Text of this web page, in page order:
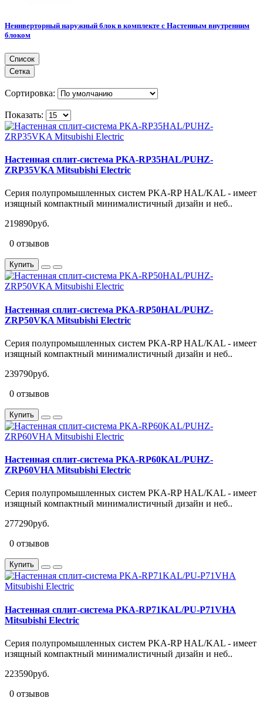
Неинверторный наружный блок в комплекте с Настенным внутренним
блоком
Список
Сетка
Сортировка:
Показать:
Настенная сплит-система PKA-RP35HAL/PUHZ-
ZRP35VKA Mitsubishi Electric
Серия полупромышленных систем PKA-RP HAL/KAL - имеет
изящный компактный минималистичный дизайн и неб..
219890руб.
0 отзывов
Купить
Настенная сплит-система PKA-RP50HAL/PUHZ-
ZRP50VKA Mitsubishi Electric
Серия полупромышленных систем PKA-RP HAL/KAL - имеет
изящный компактный минималистичный дизайн и неб..
239790руб.
0 отзывов
Купить
Настенная сплит-система PKA-RP60KAL/PUHZ-
ZRP60VHA Mitsubishi Electric
Серия полупромышленных систем PKA-RP HAL/KAL - имеет
изящный компактный минималистичный дизайн и неб..
277290руб.
0 отзывов
Купить
Настенная сплит-система PKA-RP71KAL/PU-P71VHA
Mitsubishi Electric
Серия полупромышленных систем PKA-RP HAL/KAL - имеет
изящный компактный минималистичный дизайн и неб..
223590руб.
0 отзывов